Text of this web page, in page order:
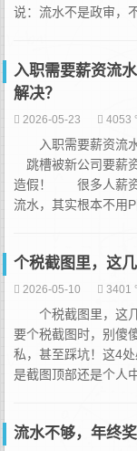
说：流水不是政审，
性，不是故意找茬...
入职需要薪资流
解决？
2026-05-23 4053
入职需要薪资流水
跳槽被新公司要薪
造假！ 很多人薪资
流水，其实根本不用
明薪资结构，同时附
个税截图里，这
2026-05-10 3401
个税截图里，这
要个税截图时，别傻
私，甚至踩坑！这
是截图顶部还是个人
6位也不行，防止信
流水不够，年终